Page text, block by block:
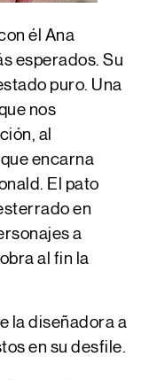
él Ana
esperados. Su
puro. Una
nos
al
encarna
El pato
en
a
al fin la
la diseñadora a
en su desfile.